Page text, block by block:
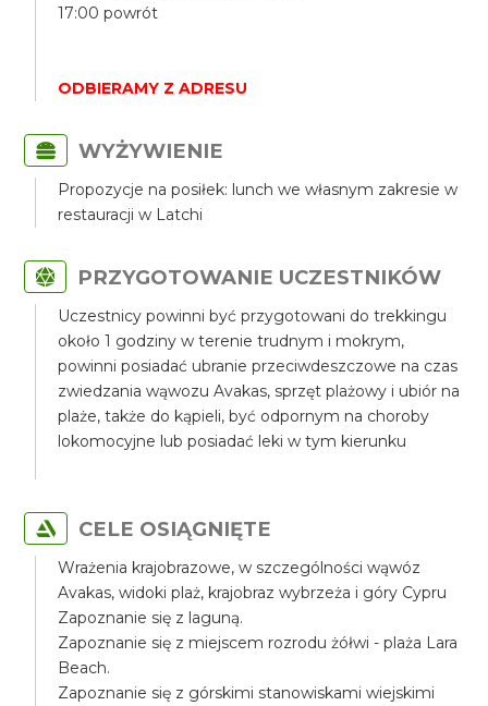
17:00 powrót
ODBIERAMY Z ADRESU
WYŻYWIENIE
Propozycje na posiłek: lunch we własnym zakresie w
restauracji w Latchi
PRZYGOTOWANIE UCZESTNIKÓW
Uczestnicy powinni być przygotowani do trekkingu
około 1 godziny w terenie trudnym i mokrym,
powinni posiadać ubranie przeciwdeszczowe na czas
zwiedzania wąwozu Avakas, sprzęt plażowy i ubiór na
plaże, także do kąpieli, być odpornym na choroby
lokomocyjne lub posiadać leki w tym kierunku
CELE OSIĄGNIĘTE
Wrażenia krajobrazowe, w szczególności wąwóz
Avakas, widoki plaż, krajobraz wybrzeża i góry Cypru
Zapoznanie się z laguną.
Zapoznanie się z miejscem rozrodu żółwi - plaża Lara
Beach.
Zapoznanie się z górskimi stanowiskami wiejskimi